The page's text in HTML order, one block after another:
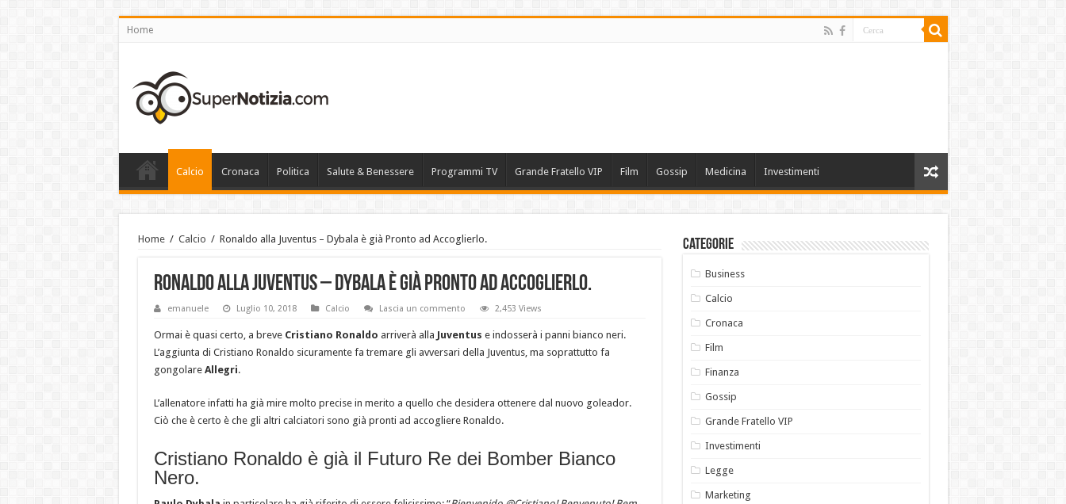
Home
Calcio Cronaca Politica Salute & Benessere Programmi TV Grande Fratello VIP Film Gossip Medicina Investimenti
Home / Calcio / Ronaldo alla Juventus – Dybala è già Pronto ad Accoglierlo.
Ronaldo alla Juventus – Dybala è già Pronto ad Accoglierlo.
emanuele Luglio 10, 2018 Calcio Lascia un commento 2,453 Views
Ormai è quasi certo, a breve Cristiano Ronaldo arriverà alla Juventus e indosserà i panni bianco neri.
L’aggiunta di Cristiano Ronaldo sicuramente fa tremare gli avversari della Juventus, ma soprattutto fa
gongolare Allegri.
L’allenatore infatti ha già mire molto precise in merito a quello che desidera ottenere dal nuovo goleador.
Ciò che è certo è che gli altri calciatori sono già pronti ad accogliere Ronaldo.
Cristiano Ronaldo è già il Futuro Re dei Bomber Bianco
Nero.
Categorie
Business
Calcio
Cronaca
Film
Finanza
Gossip
Grande Fratello VIP
Investimenti
Legge
Marketing